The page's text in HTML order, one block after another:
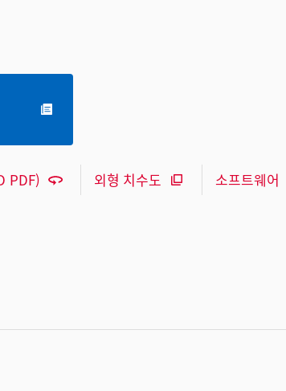
PDF) 외형 치수도 소프트웨어